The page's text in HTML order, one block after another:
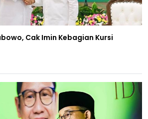
Cak Imin Kebagian Kursi